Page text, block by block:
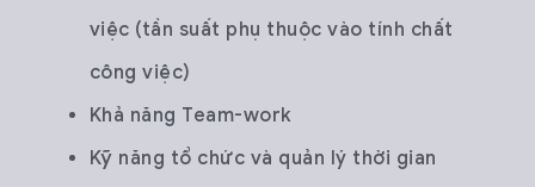
việc (tần suất phụ thuộc vào tính chất
công việc)
Khả năng Team-work
Kỹ năng tổ chức và quản lý thời gian